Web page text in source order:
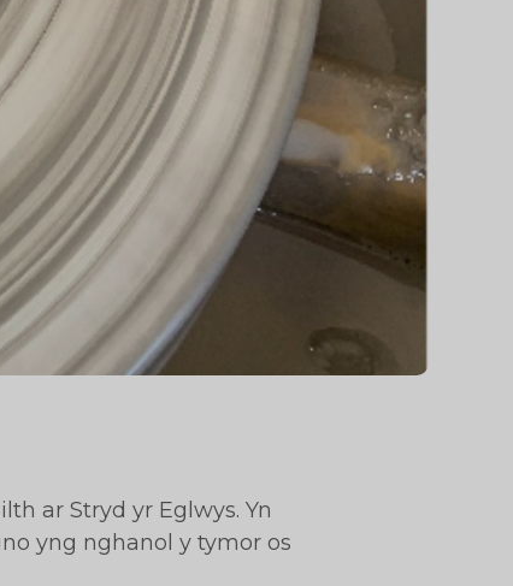
ar Stryd yr Eglwys. Yn
yng nghanol y tymor os